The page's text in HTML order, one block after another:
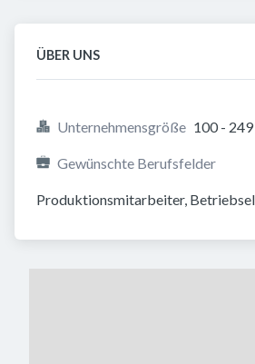
ÜBER UNS
Unternehmensgröße 100 -
Gewünschte Berufsfelder
Produktionsmitarbeiter,